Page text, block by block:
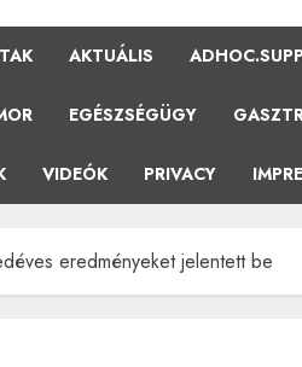
AKTUÁLIS
EGÉSZSÉGÜGY
VIDEÓK PRIVACY
eredményeket jelentett be